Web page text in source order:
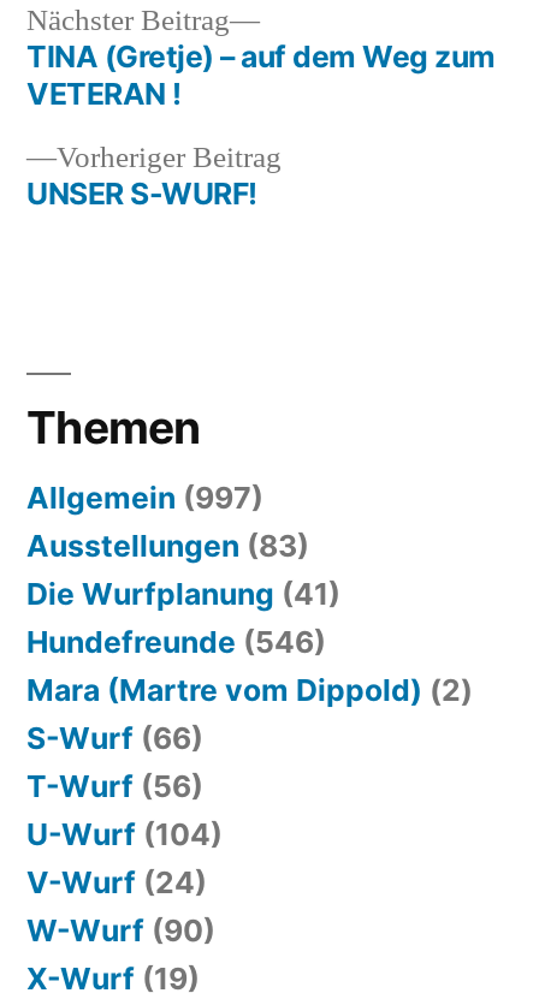
Beitragsnavigation
Vorheriger Beitrag
UNSER S-WURF!
Nächster Beitrag
Nächster
Beitrag:
TINA (Gretje) – auf dem Weg zum
VETERAN !
Themen
Allgemein (997)
Ausstellungen (83)
Die Wurfplanung (41)
Hundefreunde (546)
Mara (Martre vom Dippold) (2)
S-Wurf (66)
T-Wurf (56)
U-Wurf (104)
V-Wurf (24)
W-Wurf (90)
X-Wurf (19)